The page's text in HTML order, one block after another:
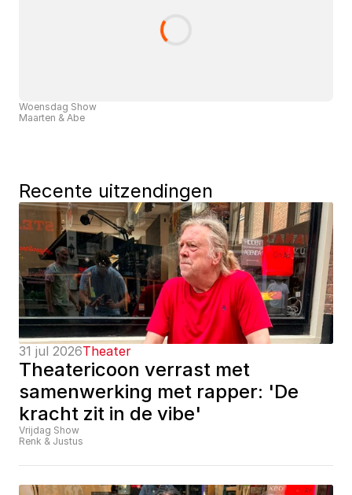
Woensdag Show
Maarten & Abe
Recente uitzendingen
31 jul 2026Theater
Theatericoon verrast met
samenwerking met rapper: 'De
kracht zit in de vibe'
Vrijdag Show
Renk & Justus